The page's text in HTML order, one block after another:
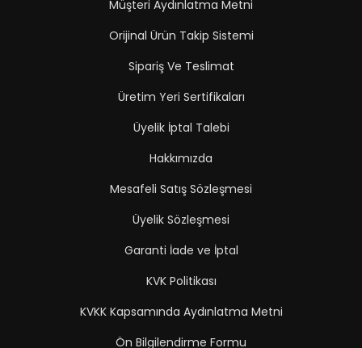
Müşteri Aydınlatma Metni
Orijinal Ürün Takip Sistemi
Sipariş Ve Teslimat
Üretim Yeri Sertifikaları
Üyelik İptal Talebi
Hakkımızda
Mesafeli Satış Sözleşmesi
Üyelik Sözleşmesi
Garanti İade ve İptal
KVK Politikası
KVKK Kapsamında Aydınlatma Metni
Ön Bilgilendirme Formu